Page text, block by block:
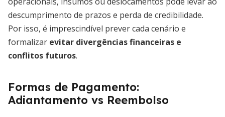
descumprimento de prazos e perda de credibilidade.
Por isso, é imprescindível prever cada cenário e
formalizar evitar divergências financeiras e
conflitos futuros.
Formas de Pagamento:
Adiantamento vs Reembolso